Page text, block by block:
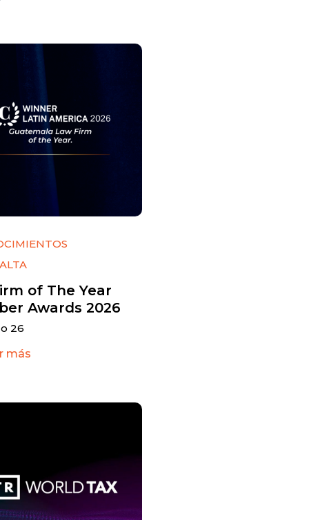
of The Year
Awards 2026
26
más